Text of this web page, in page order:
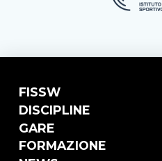
FISSW
DISCIPLINE
GARE
FORMAZIONE